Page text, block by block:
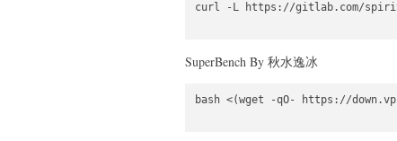
curl -L https://gitlab.com/
SuperBench By 秋水逸冰
bash <(wget -qO- https://